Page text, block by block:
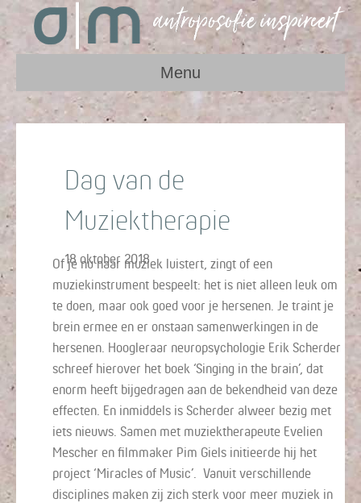
Menu
Dag van de
Muziektherapie
18 oktober 2018
Of je nu naar muziek luistert, zingt of een
muziekinstrument bespeelt: het is niet alleen leuk om
te doen, maar ook goed voor je hersenen. Je traint je
brein ermee en er onstaan samenwerkingen in de
hersenen. Hoogleraar neuropsychologie Erik Scherder
schreef hierover het boek ‘Singing in the brain’, dat
enorm heeft bijgedragen aan de bekendheid van deze
effecten. En inmiddels is Scherder alweer bezig met
iets nieuws. Samen met muziektherapeute Evelien
Mescher en filmmaker Pim Giels initieerde hij het
project ‘Miracles of Music’. Vanuit verschillende
disciplines maken zij zich sterk voor meer muziek in